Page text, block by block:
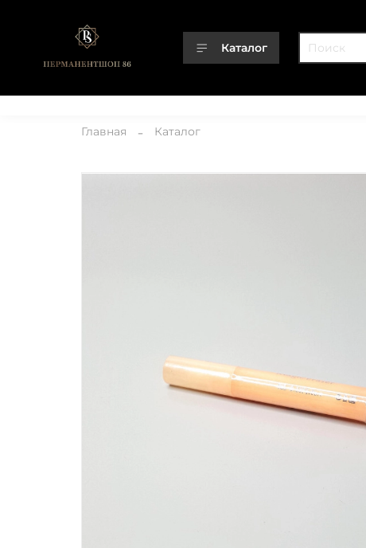
Каталог
Главная Каталог